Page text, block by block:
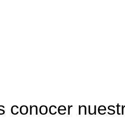
conocer